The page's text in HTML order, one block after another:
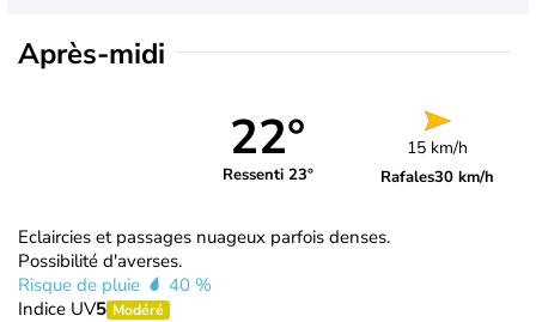
Après-midi
22°
Ressenti 23°
15 km/h
Rafales30 km/h
Eclaircies et passages nuageux parfois denses.
Possibilité d'averses.
Risque de pluie
40 %
Indice UV5 Modéré